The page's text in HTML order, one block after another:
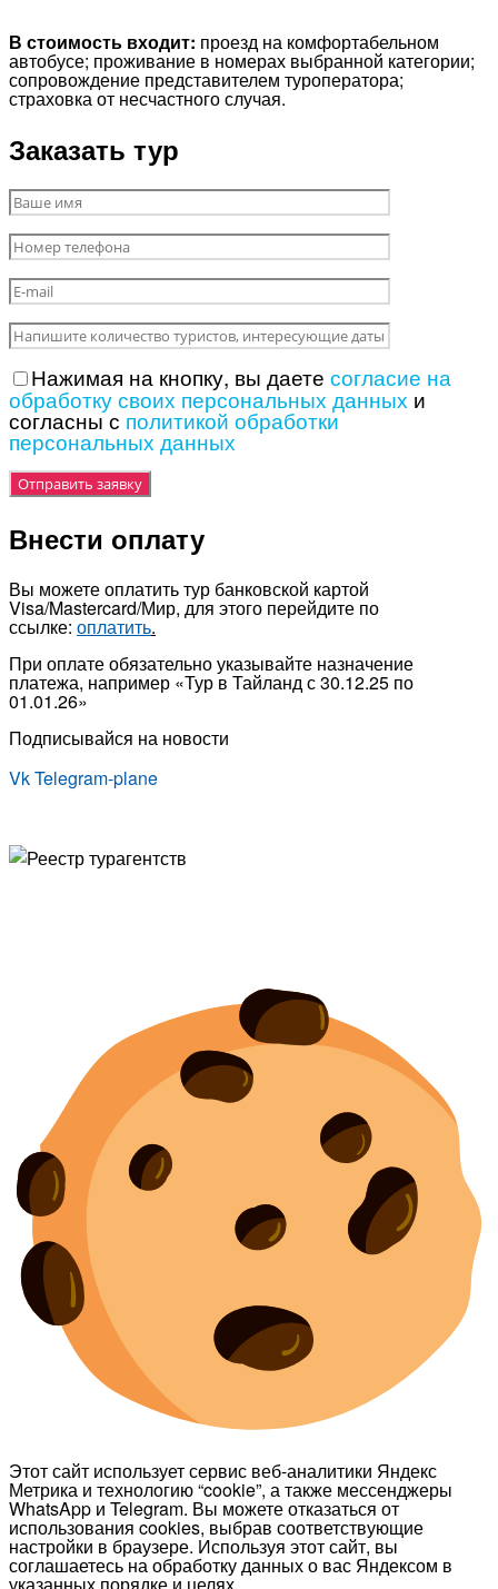
В стоимость входит: проезд на комфортабельном
автобусе; проживание в номерах выбранной категории;
сопровождение представителем туроператора;
страховка от несчастного случая.
Заказать тур
Нажимая на кнопку, вы даете согласие на
обработку своих персональных данных и
согласны с политикой обработки
персональных данных
Внести оплату
Вы можете оплатить тур банковской картой
Visa/Mastercard/Мир, для этого перейдите по
ссылке: оплатить.
При оплате обязательно указывайте назначение
платежа, например «Тур в Тайланд с 30.12.25 по
01.01.26»
Подписывайся на новости
VkTelegram-plane
Этот сайт использует сервис веб-аналитики Яндекс
Метрика и технологию “cookie”, а также мессенджеры
WhatsApp и Telegram. Вы можете отказаться от
использования cookies, выбрав соответствующие
настройки в браузере. Используя этот сайт, вы
соглашаетесь на обработку данных о вас Яндексом в
указанных порядке и целях.